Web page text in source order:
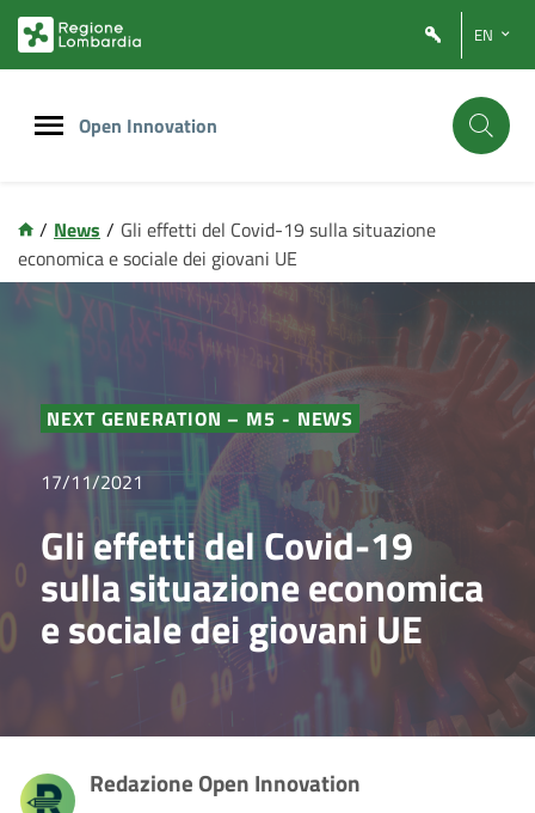
contenuto
footer
EN
Open Innovation
/ News / Gli effetti del Covid-19 sulla situazione
economica e sociale dei giovani UE
NEXT GENERATION – M5 - NEWS
17/11/2021
Gli effetti del Covid-19
sulla situazione economica
e sociale dei giovani UE
Redazione Open Innovation